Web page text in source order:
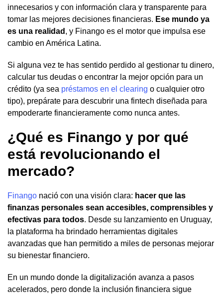
innecesarios y con información clara y transparente para
tomar las mejores decisiones financieras. Ese mundo ya
es una realidad , y Finango es el motor que impulsa ese
cambio en América Latina.
Si alguna vez te has sentido perdido al gestionar tu dinero,
calcular tus deudas o encontrar la mejor opción para un
crédito (ya sea préstamos en el clearing o cualquier otro
tipo), prepárate para descubrir una fintech diseñada para
empoderarte financieramente como nunca antes.
¿Qué es Finango y por qué
está revolucionando el
mercado?
Finango nació con una visión clara: hacer que las
finanzas personales sean accesibles, comprensibles y
efectivas para todos. Desde su lanzamiento en Uruguay,
la plataforma ha brindado herramientas digitales
avanzadas que han permitido a miles de personas mejorar
su bienestar financiero.
En un mundo donde la digitalización avanza a pasos
acelerados, pero donde la inclusión financiera sigue